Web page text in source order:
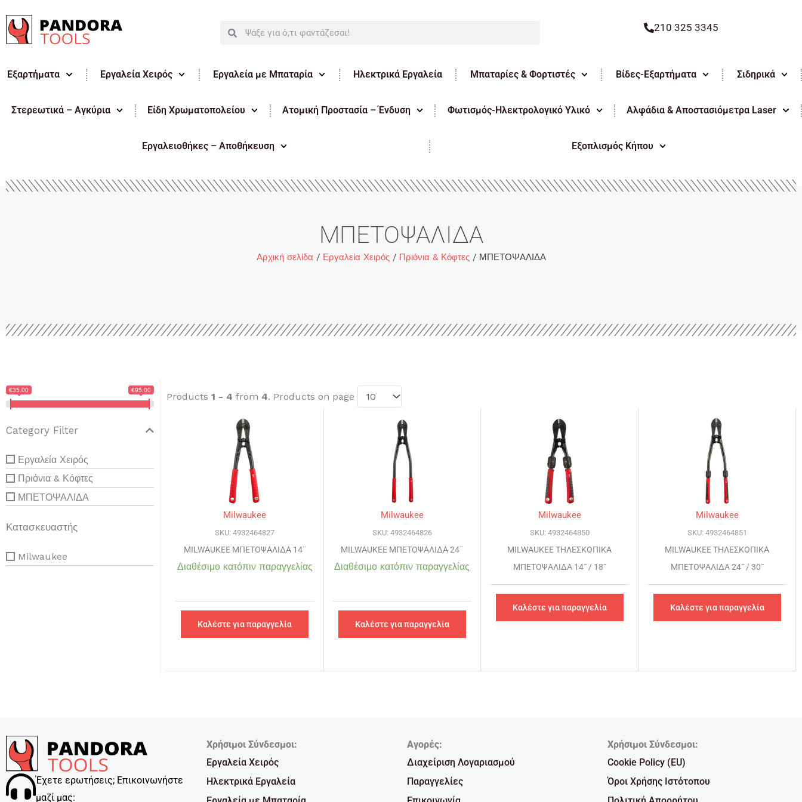
στο
περιεχόμενο
SearchSearch 210 325 3345
Εξαρτήματα Εργαλεία Χειρός Εργαλεία με Μπαταρία Ηλεκτρικά Εργαλεία Μπαταρίες & Φορτιστές Βίδες-Εξαρτήματα Σιδηρικά
Στερεωτικά – Αγκύρια Είδη Χρωματοπολείου Ατομική Προστασία – Ένδυση Φωτισμός-Ηλεκτρολογικό Υλικό Αλφάδια & Αποστασιόμετρα Laser
Εργαλειοθήκες – Αποθήκευση Εξοπλισμός Κήπου
ΜΠΕΤΟΨΑΛΙΔΑ
Αρχική σελίδα / Εργαλεία Χειρός/ Πριόνια & Κόφτες/ ΜΠΕΤΟΨΑΛΙΔΑ
€35.00 €95.00
Category Filter
Εργαλεία Χειρός
Πριόνια & Κόφτες
ΜΠΕΤΟΨΑΛΙΔΑ
Κατασκευαστής
Milwaukee
Products 1 - 4 from 4. Products on page
Milwaukee
SKU: 4932464827
MILWAUKEE ΜΠΕΤΟΨΑΛΙΔΑ 14¨
Διαθέσιμο κατόπιν παραγγελίας
Καλέστε για παραγγελία
Milwaukee
SKU: 4932464826
MILWAUKEE ΜΠΕΤΟΨΑΛΙΔΑ 24¨
Διαθέσιμο κατόπιν παραγγελίας
Καλέστε για παραγγελία
Milwaukee
SKU: 4932464850
MILWAUKEE ΤΗΛΕΣΚΟΠΙΚΑ
ΜΠΕΤΟΨΑΛΙΔΑ 14˝ / 18˝
Καλέστε για παραγγελία
Milwaukee
SKU: 4932464851
MILWAUKEE ΤΗΛΕΣΚΟΠΙΚΑ
ΜΠΕΤΟΨΑΛΙΔΑ 24˝ / 30˝
Καλέστε για παραγγελία
Έχετε ερωτήσεις; Επικοινωνήστε
μαζί μας:
Χρήσιμοι Σύνδεσμοι:
Εργαλεία Χειρός
Ηλεκτρικά Εργαλεία
Αγορές:
Διαχείριση Λογαριασμού
Παραγγελίες
Χρήσιμοι Σύνδεσμοι:
Cookie Policy (EU)
Όροι Χρήσης Ιστότοπου